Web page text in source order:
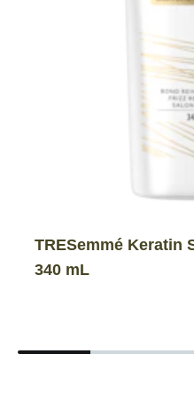
TRESemmé Keratin
340 mL